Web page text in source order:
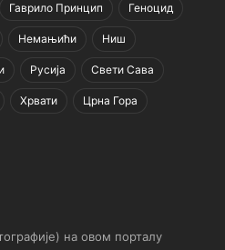
Гаврило Принцип Геноцид
Немањићи Ниш
Русија Свети Сава
Хрвати Црна Гора
на овом порталу